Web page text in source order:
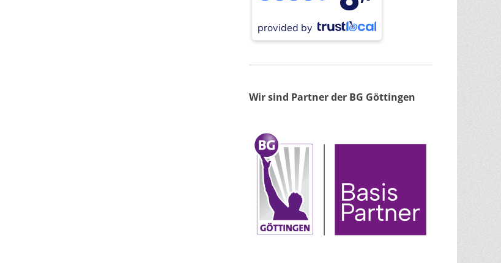
provided by
Wir sind Partner der BG Göttingen